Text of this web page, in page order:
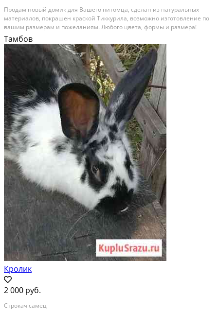
Продам новый домик для Вашего питомца, сделан из натуральных
материалов, покрашен краской Тиккурила, возможно изготовление по
вашим размерам и пожеланиям. Любого цвета, формы и размера!
Может быть дополнен когтеточкой из искусственной травы ? ?
Состояние: новое
Тамбов
Кролик
2 000 руб.
Строкач самец